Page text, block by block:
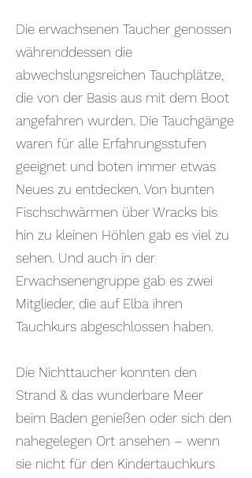
Die erwachsenen Taucher genossen
währenddessen die
abwechslungsreichen Tauchplätze,
die von der Basis aus mit dem Boot
angefahren wurden. Die Tauchgänge
waren für alle Erfahrungsstufen
geeignet und boten immer etwas
Neues zu entdecken. Von bunten
Fischschwärmen über Wracks bis
hin zu kleinen Höhlen gab es viel zu
sehen. Und auch in der
Erwachsenengruppe gab es zwei
Mitglieder, die auf Elba ihren
Tauchkurs abgeschlossen haben.
Die Nichttaucher konnten den
Strand & das wunderbare Meer
beim Baden genießen oder sich den
nahegelegen Ort ansehen – wenn
sie nicht für den Kindertauchkurs